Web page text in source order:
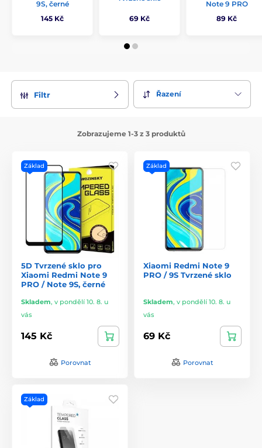
9S, černé
145 Kč
69 Kč
Note 9 PRO
89 Kč
Filtr Řazení
Zobrazujeme 1-3 z 3 produktů
Základ
5D Tvrzené sklo pro
Xiaomi Redmi Note 9
PRO / Note 9S, černé
Skladem, v pondělí 10. 8. u
vás
145 Kč
Porovnat
Základ
Xiaomi Redmi Note 9
PRO / 9S Tvrzené sklo
Skladem, v pondělí 10. 8. u
vás
69 Kč
Porovnat
Základ